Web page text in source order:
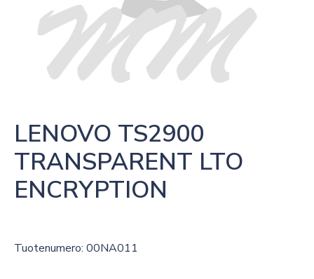
LENOVO TS2900
TRANSPARENT LTO
ENCRYPTION
Tuotenumero: 00NA011